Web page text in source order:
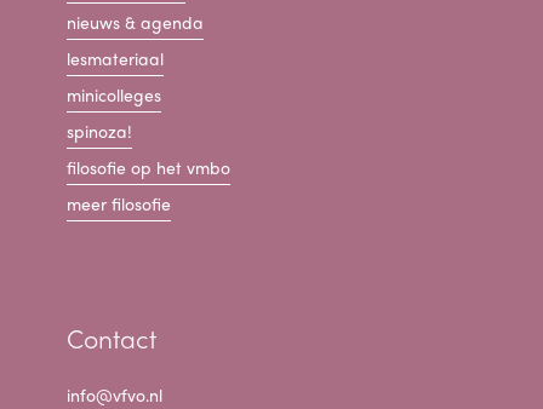
nieuws & agenda
lesmateriaal
minicolleges
spinoza!
filosofie op het vmbo
meer filosofie
Contact
info@vfvo.nl